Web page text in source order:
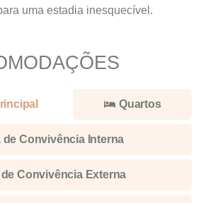
uma estadia inesquecível.
Quartos
de Convivência Interna
de Convivência Externa